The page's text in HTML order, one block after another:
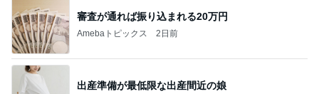
審査が通れば振り込まれる20万円
Amebaトピックス 2日前
出産準備が最低限な出産間近の娘